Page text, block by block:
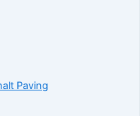
Paving